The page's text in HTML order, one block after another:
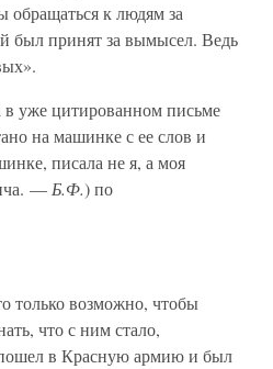
обращаться к людям за
был принят за вымысел. Ведь
уже цитированном письме
на машинке с ее слов и
писала не я, а моя
— Б.Ф.) по
только возможно, чтобы
что с ним стало,
в Красную армию и был